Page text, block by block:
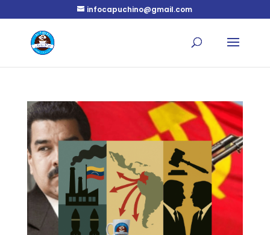
infocapuchino@gmail.com